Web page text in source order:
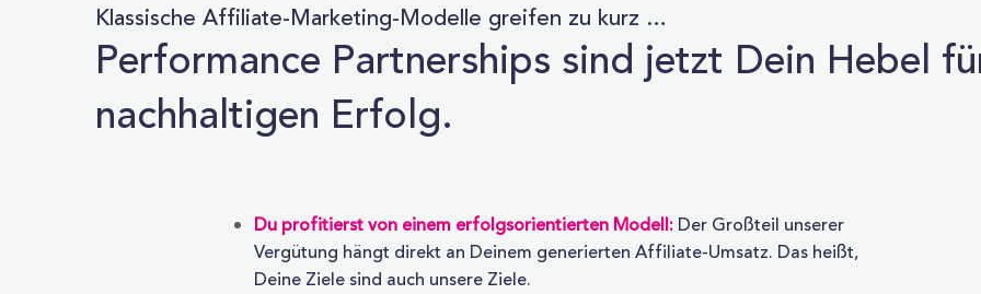
Klassische Affiliate-Marketing-Modelle greifen zu kurz …
Performance Partnerships sind jetzt Dein Hebel
nachhaltigen Erfolg.
Du profitierst von einem erfolgsorientierten Modell: Der Großteil unserer
Vergütung hängt direkt an Deinem generierten Affiliate-Umsatz. Das heißt,
Deine Ziele sind auch unsere Ziele.